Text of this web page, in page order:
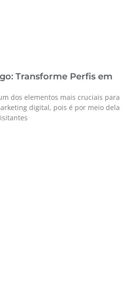
Transforme Perfis em
dos elementos mais cruciais para
digital, pois é por meio dela